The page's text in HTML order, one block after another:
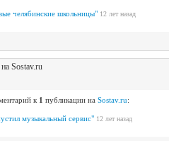
челябинские школьницы" 12 лет назад
Sostav.ru
к 1 публикации на Sostav.ru:
музыкальный сервис" 12 лет назад